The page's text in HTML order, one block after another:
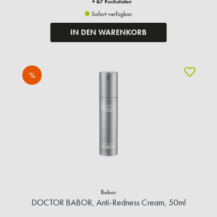
Sofort verfügbar
IN DEN WARENKORB
%
Babor
DOCTOR BABOR, Anti-Redness Cream, 50ml